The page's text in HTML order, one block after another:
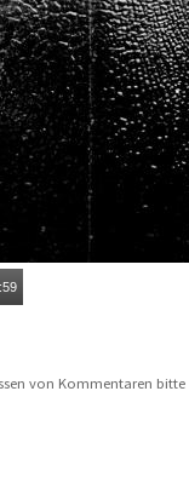
von Kommentaren bitte